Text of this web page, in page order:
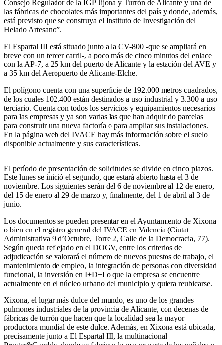
Consejo Regulador de la IGP Jijona y Turrón de Alicante y una de
las fábricas de chocolates más importantes del país y donde, además,
está previsto que se construya el Instituto de Investigación del
Helado Artesano”.
El Espartal III está situado junto a la CV-800 -que se ampliará en
breve con un tercer carril-, a poco más de cinco minutos del enlace
con la AP-7, a 25 km del puerto de Alicante y la estación del AVE y
a 35 km del Aeropuerto de Alicante-Elche.
El polígono cuenta con una superficie de 192.000 metros cuadrados,
de los cuales 102.400 están destinados a uso industrial y 3.300 a uso
terciario. Cuenta con todos los servicios y equipamientos necesarios
para las empresas y ya son varias las que han adquirido parcelas
para construir una nueva factoría o para ampliar sus instalaciones.
En la página web del IVACE hay más información sobre el suelo
disponible actualmente y sus características.
El período de presentación de solicitudes se divide en cinco plazos.
Este lunes se inició el segundo, que estará abierto hasta el 3 de
noviembre. Los siguientes serán del 6 de noviembre al 12 de enero,
del 15 de enero al 29 de marzo y, finalmente, del 1 de abril al 3 de
junio.
Los documentos se pueden presentar en el Ayuntamiento de Xixona
o bien en el registro general del IVACE en Valencia (Ciutat
Administrativa 9 d’Octubre, Torre 2, Calle de la Democracia, 77).
Según queda reflejado en el DOGV, entre los criterios de
adjudicación se valorará el número de nuevos puestos de trabajo, el
mantenimiento de empleo, la integración de personas con diversidad
funcional, la inversión en I+D+I o que la empresa se encuentre
actualmente en el núcleo urbano del municipio y quiera reubicarse.
Xixona, el lugar más dulce del mundo, es uno de los grandes
pulmones industriales de la provincia de Alicante, con decenas de
fábricas de turrón que hacen que la localidad sea la mayor
productora mundial de este dulce. Además, en Xixona está ubicada,
precisamente junto a El Espartal III, la multinacional